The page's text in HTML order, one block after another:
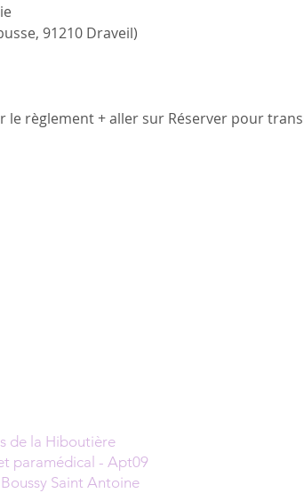
91210 Draveil)
le règlement + aller sur Réserver pour
de la Hiboutière
paramédical - Apt09
Saint Antoine